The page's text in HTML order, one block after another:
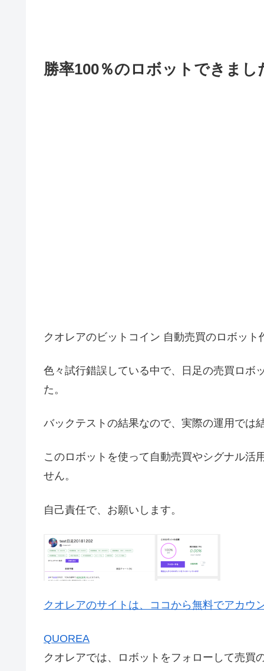
勝率100％のロボットできま
クオレアのビットコイン 自動売買のロボッ
色々試行錯誤している中で、日足の売買ロボ
た。
バックテストの結果なので、実際の運用では
このロボットを使って自動売買やシグナル活
せん。
自己責任で、お願いします。
クオレアのサイトは、ココから無料でアカウ
QUOREA
クオレアでは、ロボットをフォローして売買